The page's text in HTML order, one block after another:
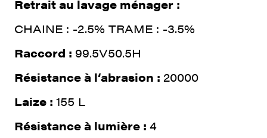
Retrait au lavage ménager :
CHAINE : -2.5% TRAME : -3.5%
Raccord : 99.5V50.5H
Résistance à l‘abrasion : 20000
Laize : 155 L
Résistance à lumière : 4